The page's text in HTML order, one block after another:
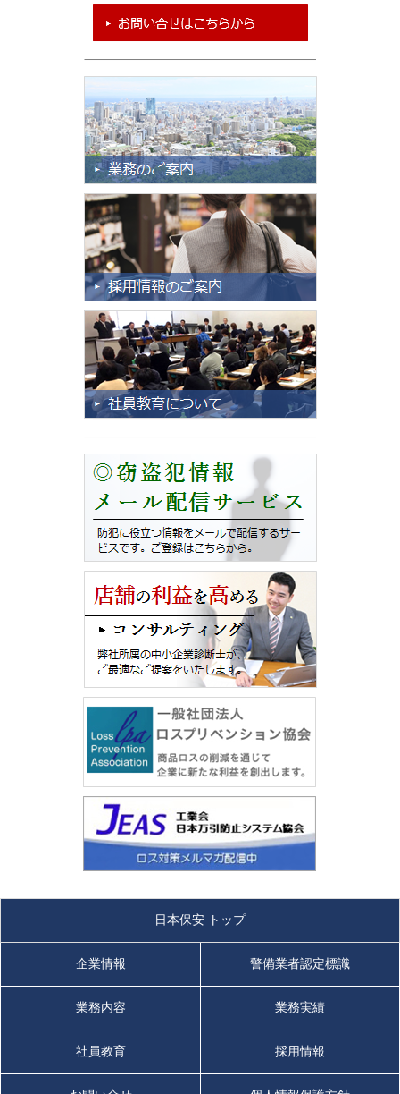
日本保安 トップ
企業情報 警備業者認定標識
業務内容 業務実績
社員教育 採用情報